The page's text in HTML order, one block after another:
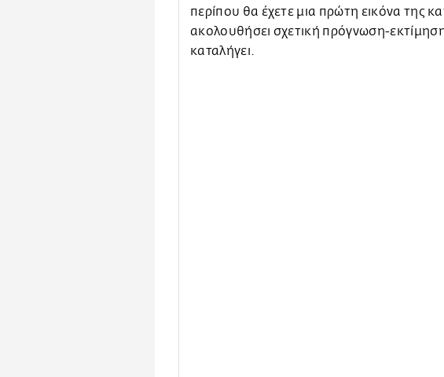
περίπου θα έχετε μια πρώτη εικόνα της
ακολουθήσει σχετική πρόγνωση-
καταλήγει.